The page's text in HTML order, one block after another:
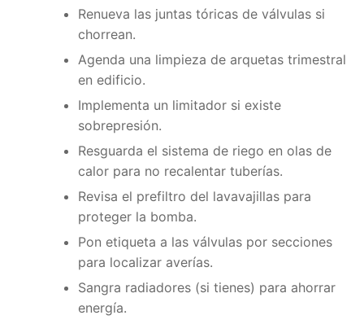
Renueva las juntas tóricas de válvulas si
chorrean.
Agenda una limpieza de arquetas trimestral
en edificio.
Implementa un limitador si existe
sobrepresión.
Resguarda el sistema de riego en olas de
calor para no recalentar tuberías.
Revisa el prefiltro del lavavajillas para
proteger la bomba.
Pon etiqueta a las válvulas por secciones
para localizar averías.
Sangra radiadores (si tienes) para ahorrar
energía.